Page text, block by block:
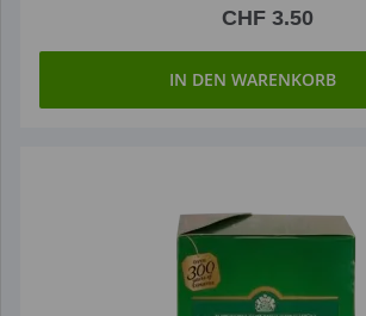
CHF 3.50
IN DEN WARENKORB